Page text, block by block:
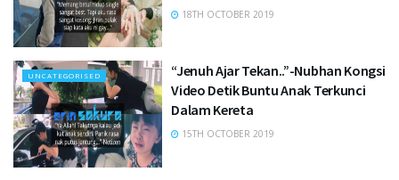
18TH OCTOBER 2019
UNCATEGORISED
“Jenuh Ajar Tekan..”-Nubhan Kongsi
Video Detik Buntu Anak Terkunci
Dalam Kereta
15TH OCTOBER 2019